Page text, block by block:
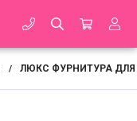
/ ЛЮКС ФУРНИТУРА